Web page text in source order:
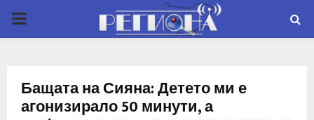
P
Бащата на Сияна: Детето ми е
агонизирало 50 минути, а